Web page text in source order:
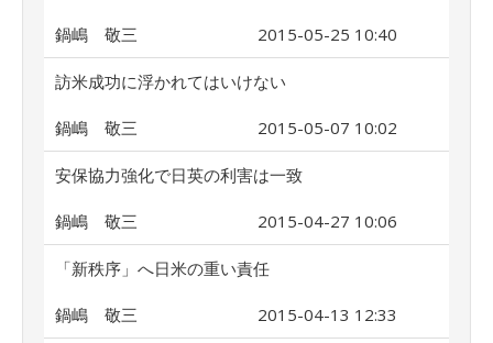
鍋嶋 敬三 2015-05-25 10:40
訪米成功に浮かれてはいけない
鍋嶋 敬三 2015-05-07 10:02
安保協力強化で日英の利害は一致
鍋嶋 敬三 2015-04-27 10:06
「新秩序」へ日米の重い責任
鍋嶋 敬三 2015-04-13 12:33